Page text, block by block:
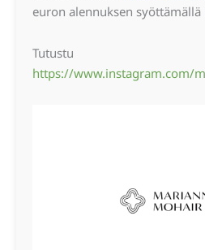
euron alennuksen syöttämällä
Tutustu
https://www.instagram.com/